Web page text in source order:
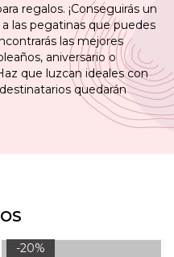
regalos. ¡Conseguirás un
las pegatinas que puedes
las mejores
aniversario o
que luzcan ideales con
quedarán
-20%